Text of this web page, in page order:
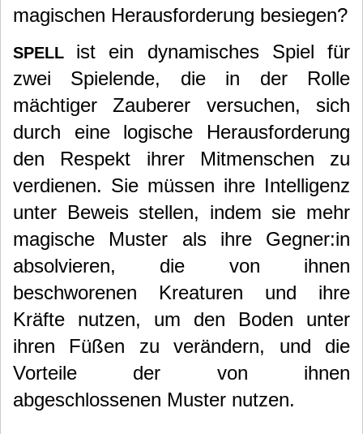
magischen Herausforderung besiegen?
SPELL ist ein dynamisches Spiel für
zwei Spielende, die in der Rolle
mächtiger Zauberer versuchen, sich
durch eine logische Herausforderung
den Respekt ihrer Mitmenschen zu
verdienen. Sie müssen ihre Intelligenz
unter Beweis stellen, indem sie mehr
magische Muster als ihre Gegner:in
absolvieren, die von ihnen
beschworenen Kreaturen und ihre
Kräfte nutzen, um den Boden unter
ihren Füßen zu verändern, und die
Vorteile der von ihnen
abgeschlossenen Muster nutzen.